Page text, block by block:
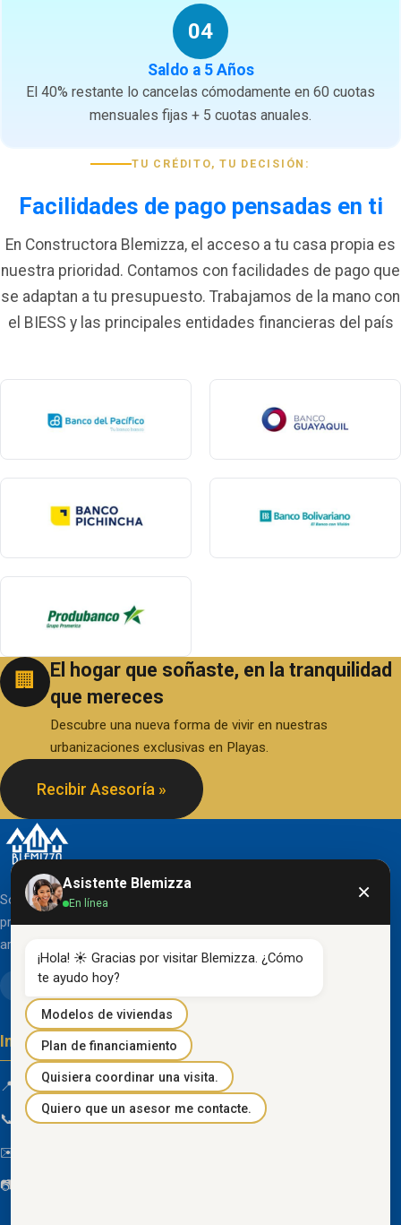
04
Saldo a 5 Años
El 40% restante lo cancelas cómodamente en 60 cuotas
mensuales fijas + 5 cuotas anuales.
TU CRÉDITO, TU DECISIÓN:
Facilidades de pago pensadas en ti
En Constructora Blemizza, el acceso a tu casa propia es
nuestra prioridad. Contamos con facilidades de pago que
se adaptan a tu presupuesto. Trabajamos de la mano con
el BIESS y las principales entidades financieras del país
🏢
El hogar que soñaste, en la tranquilidad
que mereces
Descubre una nueva forma de vivir en nuestras
urbanizaciones exclusivas en Playas.
Recibir Asesoría »
Somos una organización líder en el desarrollo de
proyectos inmobiliarios que destacan por su diseño
arquitectónico clásico y acabados de primera línea.
Información de contacto
📍 Km 85 Vía Progreso, Playas, Guayas, Ecuador
📞 096 934 4318
✉️
📷
Asistente Blemizza
En línea ×
¡Hola! ☀️ Gracias por visitar Blemizza. ¿Cómo
te ayudo hoy?
Modelos de viviendas
Plan de financiamiento
Quisiera coordinar una visita.
Quiero que un asesor me contacte.